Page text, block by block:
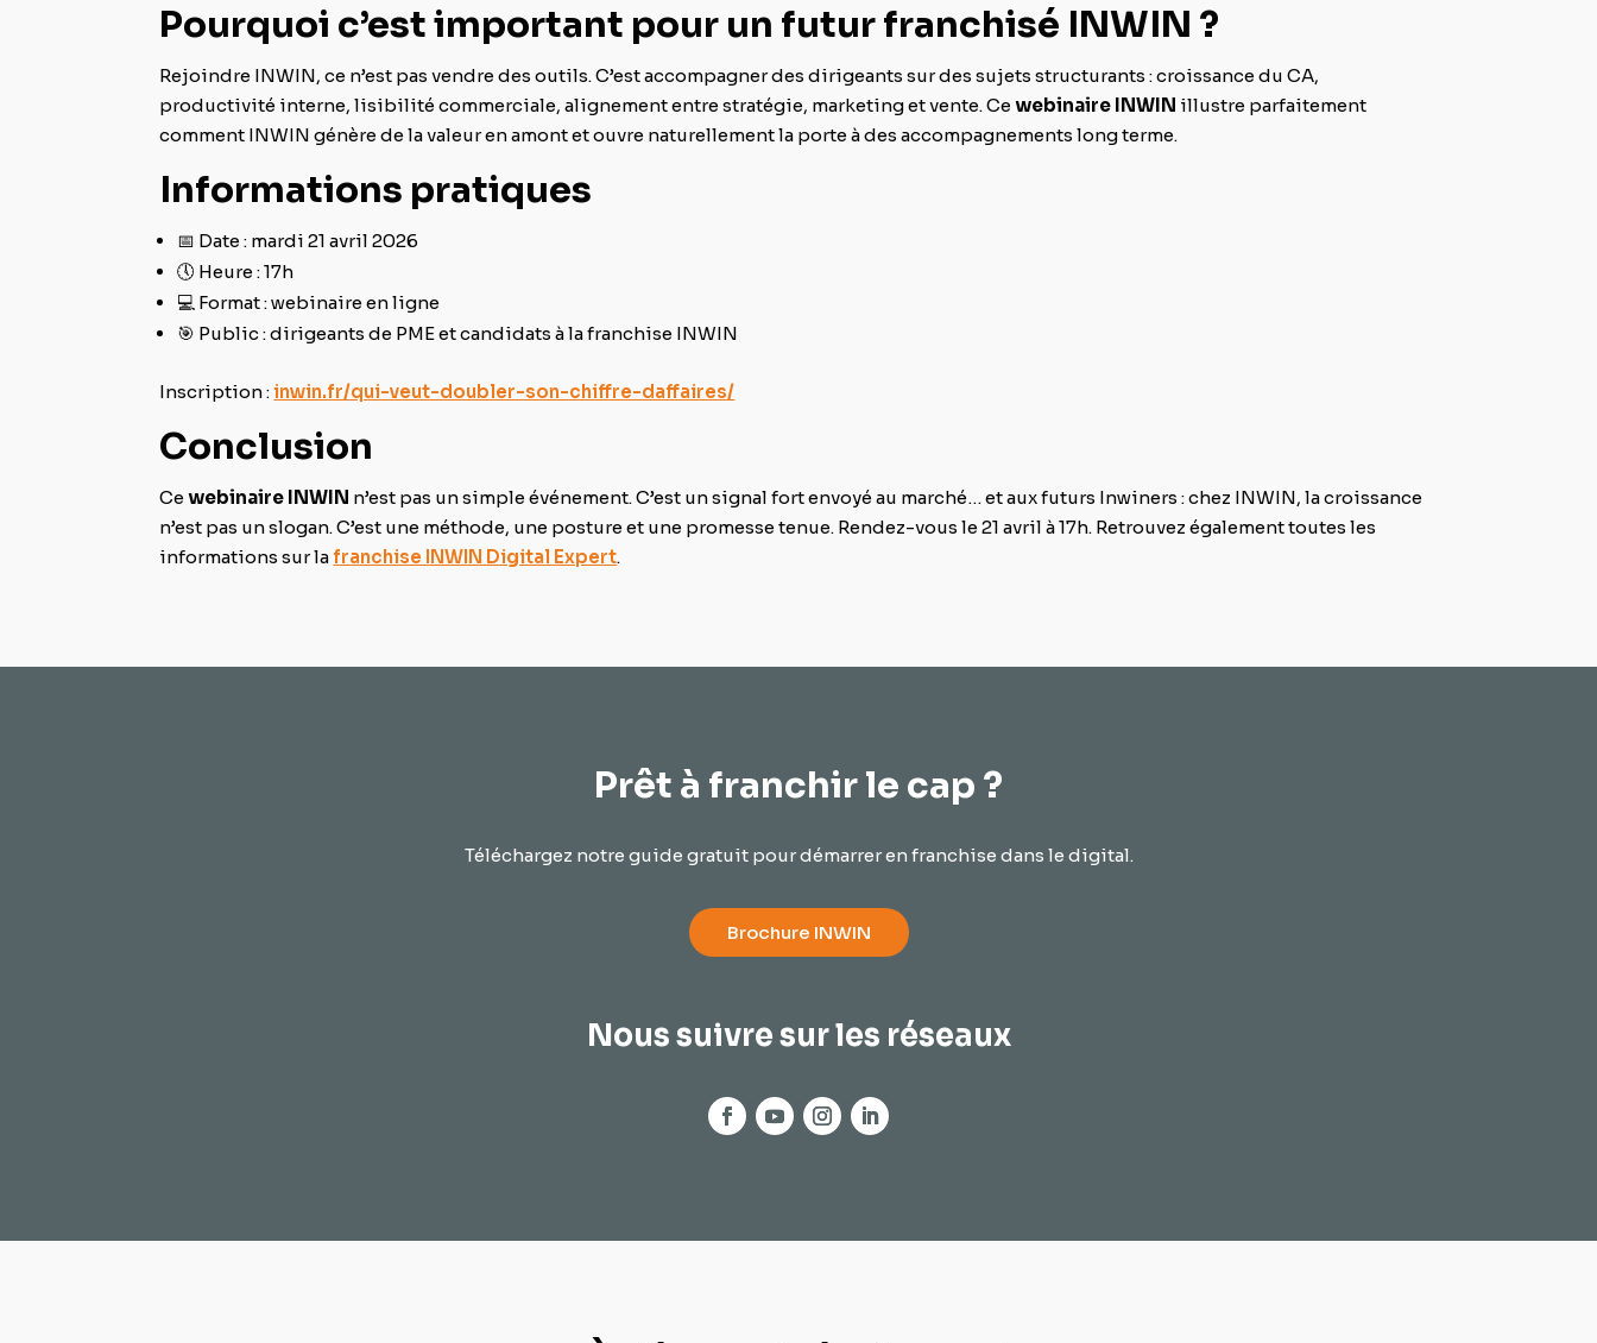
Pourquoi c’est important pour un futur franchisé INWIN ?
Rejoindre INWIN, ce n’est pas vendre des outils. C’est accompagner des dirigeants sur des sujets structurants : croissance du CA,
productivité interne, lisibilité commerciale, alignement entre stratégie, marketing et vente. Cewebinaire INWIN illustre parfaitement
comment INWIN génère de la valeur en amont et ouvre naturellement la porte à des accompagnements long terme.
Informations pratiques
📅 Date : mardi 21 avril 2026
🕔 Heure : 17h
💻 Format : webinaire en ligne
🎯 Public : dirigeants de PME et candidats à la franchise INWIN
Inscription :inwin.fr/qui-veut-doubler-son-chiffre-daffaires/
Conclusion
Cewebinaire INWIN n’est pas un simple événement. C’est un signal fort envoyé au marché… et aux futurs Inwiners : chez INWIN, la croissance
n’est pas un slogan. C’est une méthode, une posture et une promesse tenue. Rendez-vous le 21 avril à 17h. Retrouvez également toutes les
informations sur la franchise INWIN Digital Expert.
Prêt à franchir le cap ?
Téléchargez notre guide gratuit pour démarrer en franchise dans le digital.
Brochure INWIN
Nous suivre sur les réseaux